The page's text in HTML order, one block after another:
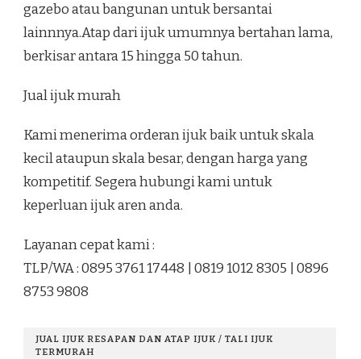
gazebo atau bangunan untuk bersantai
lainnnya.Atap dari ijuk umumnya bertahan lama,
berkisar antara 15 hingga 50 tahun.
Jual ijuk murah
Kami menerima orderan ijuk baik untuk skala
kecil ataupun skala besar, dengan harga yang
kompetitif. Segera hubungi kami untuk
keperluan ijuk aren anda.
Layanan cepat kami :
TLP/WA : 0895 3761 17448 | 0819 1012 8305 | 0896
8753 9808
JUAL IJUK RESAPAN DAN ATAP IJUK / TALI IJUK
TERMURAH